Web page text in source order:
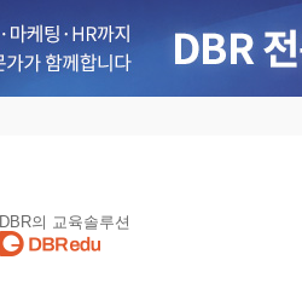
DBR의 교육솔루션